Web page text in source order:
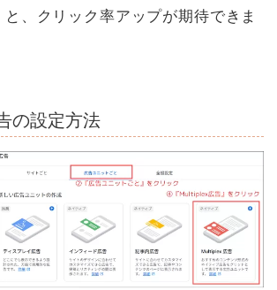
、クリック率アップが期待できま
の設定方法